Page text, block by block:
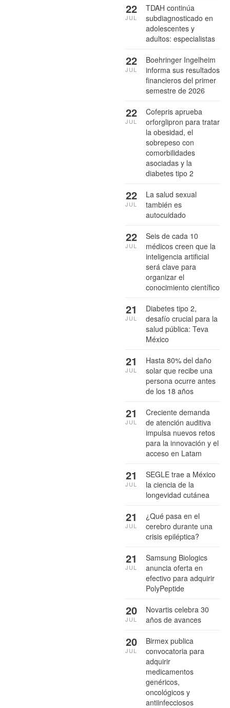
TDAH continúa
subdiagnosticado en
adolescentes y
adultos: especialistas
22
JUL
Boehringer Ingelheim
informa sus resultados
financieros del primer
semestre de 2026
22
JUL
Cofepris aprueba
orforglipron para tratar
la obesidad, el
sobrepeso con
comorbilidades
asociadas y la
diabetes tipo 2
22
JUL
La salud sexual
también es
autocuidado
22
JUL
Seis de cada 10
médicos creen que la
inteligencia artificial
será clave para
organizar el
conocimiento científico
22
JUL
Diabetes tipo 2,
desafío crucial para la
salud pública: Teva
México
21
JUL
Hasta 80% del daño
solar que recibe una
persona ocurre antes
de los 18 años
21
JUL
Creciente demanda
de atención auditiva
impulsa nuevos retos
para la innovación y el
acceso en Latam
21
JUL
SEGLE trae a México
la ciencia de la
longevidad cutánea
21
JUL
¿Qué pasa en el
cerebro durante una
crisis epiléptica?
21
JUL
Samsung Biologics
anuncia oferta en
efectivo para adquirir
PolyPeptide
21
JUL
Novartis celebra 30
años de avances
20
JUL
Birmex publica
convocatoria para
adquirir
medicamentos
genéricos,
oncológicos y
antiinfecciosos
20
JUL